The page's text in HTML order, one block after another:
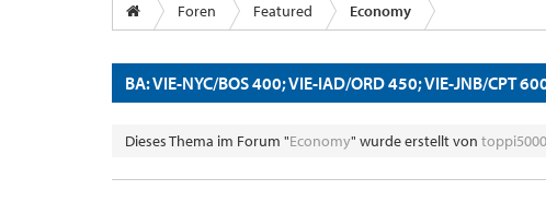
Foren Featured Economy
BA: VIE-NYC/BOS 400; VIE-IAD/ORD 450; VIE-JNB/CPT
Dieses Thema im Forum "Economy" wurde erstellt von toppi5000